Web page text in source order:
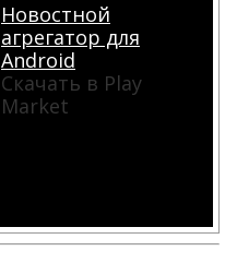
Новостной
агрегатор для
Android
Скачать в Play
Market